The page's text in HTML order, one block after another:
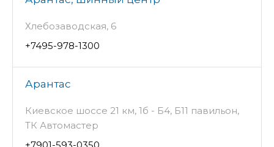
Хлебозаводская, 6
+7495-978-1300
Арантас
Киевское шоссе 21 км, 1б - Б4, Б11 павильон,
ТК Автомастер
+7901-593-0350